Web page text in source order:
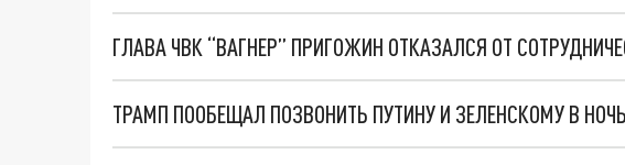
ТРАМП ПООБЕЩАЛ ПОЗВОНИТЬ ПУТИНУ И ЗЕЛЕНСКОМУ В